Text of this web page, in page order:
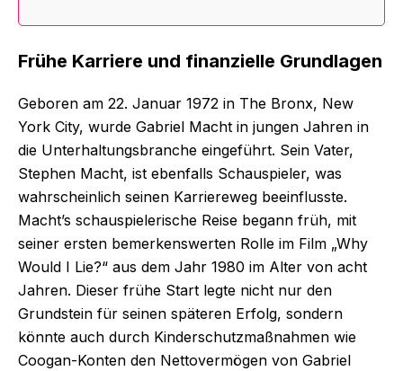
Frühe Karriere und finanzielle Grundlagen
Geboren am 22. Januar 1972 in The Bronx, New
York City, wurde Gabriel Macht in jungen Jahren in
die Unterhaltungsbranche eingeführt. Sein Vater,
Stephen Macht, ist ebenfalls Schauspieler, was
wahrscheinlich seinen Karriereweg beeinflusste.
Macht’s schauspielerische Reise begann früh, mit
seiner ersten bemerkenswerten Rolle im Film „Why
Would I Lie?“ aus dem Jahr 1980 im Alter von acht
Jahren. Dieser frühe Start legte nicht nur den
Grundstein für seinen späteren Erfolg, sondern
könnte auch durch Kinderschutzmaßnahmen wie
Coogan-Konten den Nettovermögen von Gabriel